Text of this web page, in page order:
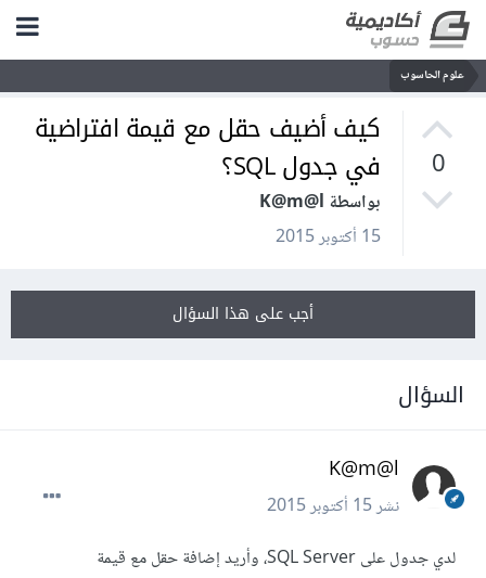
علوم الحاسوب
0
كيف أضيف حقل مع قيمة افتراضية
في جدول SQL؟
بواسطة K@m@l
15 أكتوبر 2015
أجب على هذا السؤال
السؤال
K@m@l
نشر15 أكتوبر 2015
لدي جدول على SQL Server، وأريد إضافة حقل مع قيمة